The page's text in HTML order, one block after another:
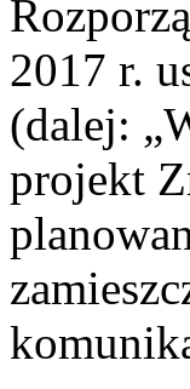
2017 r.
(dalej:
projekt